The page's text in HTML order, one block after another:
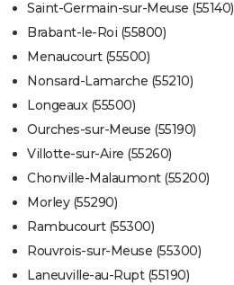
Saint-Germain-sur-Meuse (55140)
Brabant-le-Roi (55800)
Menaucourt (55500)
Nonsard-Lamarche (55210)
Longeaux (55500)
Ourches-sur-Meuse (55190)
Villotte-sur-Aire (55260)
Chonville-Malaumont (55200)
Morley (55290)
Rambucourt (55300)
Rouvrois-sur-Meuse (55300)
Laneuville-au-Rupt (55190)